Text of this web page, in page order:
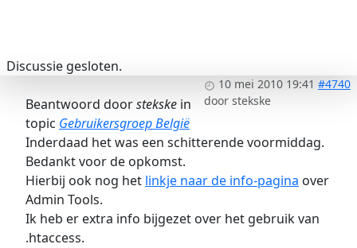
Discussie gesloten.
10 mei 2010 19:41 #4740
door stekske
Beantwoord doorstekske in
topic Gebruikersgroep België
Inderdaad het was een schitterende voormiddag.
Bedankt voor de opkomst.
Hierbij ook nog het linkje naar de info-pagina over
Admin Tools.
Ik heb er extra info bijgezet over het gebruik van
.htaccess.